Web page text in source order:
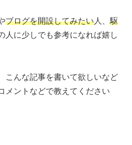
ブログを開設してみたい 人、 駆
人に少しでも参考になれば嬉し
こんな記事を書いて欲しいなど
メントなどで教えてください